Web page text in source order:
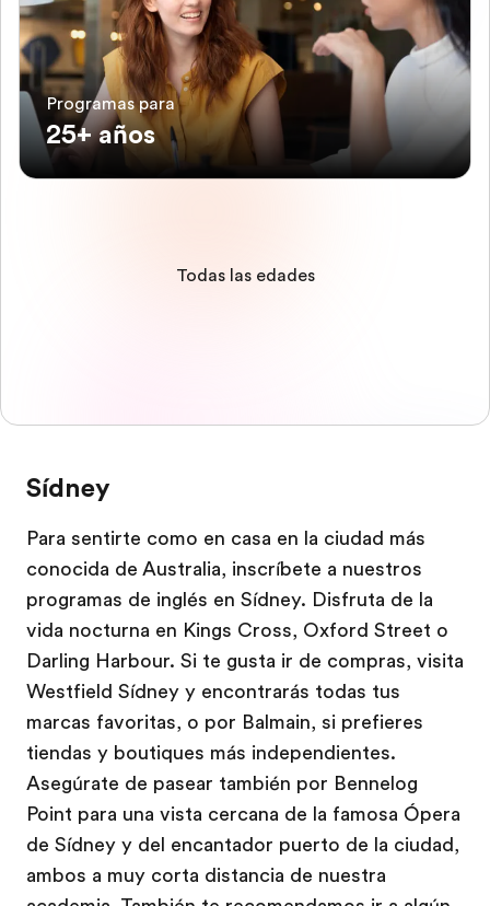
Programas para
25+ años
Todas las edades
Sídney
Para sentirte como en casa en la ciudad más
conocida de Australia, inscríbete a nuestros
programas de inglés en Sídney. Disfruta de la
vida nocturna en Kings Cross, Oxford Street o
Darling Harbour. Si te gusta ir de compras, visita
Westfield Sídney y encontrarás todas tus
marcas favoritas, o por Balmain, si prefieres
tiendas y boutiques más independientes.
Asegúrate de pasear también por Bennelog
Point para una vista cercana de la famosa Ópera
de Sídney y del encantador puerto de la ciudad,
ambos a muy corta distancia de nuestra